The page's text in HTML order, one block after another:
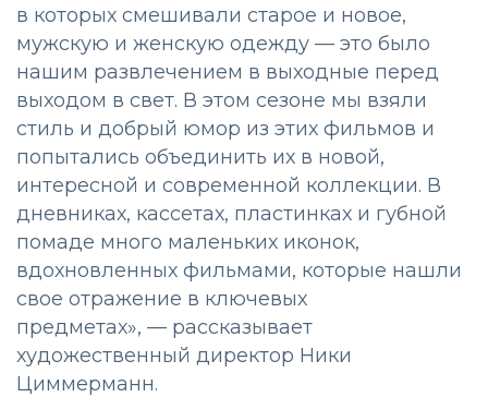
в которых смешивали старое и новое,
мужскую и женскую одежду — это было
нашим развлечением в выходные перед
выходом в свет. В этом сезоне мы взяли
стиль и добрый юмор из этих фильмов и
попытались объединить их в новой,
интересной и современной коллекции. В
дневниках, кассетах, пластинках и губной
помаде много маленьких иконок,
вдохновленных фильмами, которые нашли
свое отражение в ключевых
предметах», — рассказывает
художественный директор Ники
Циммерманн.